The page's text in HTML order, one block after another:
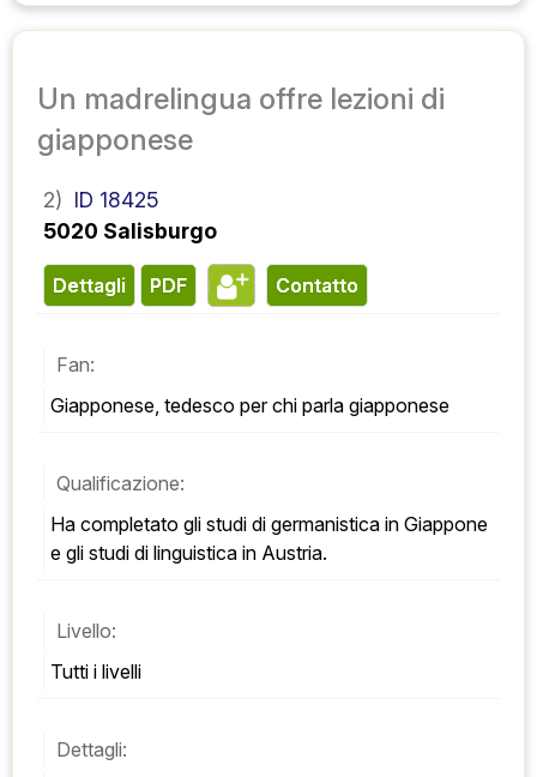
Un madrelingua offre lezioni di
giapponese
2) ID 18425
5020 Salisburgo
Dettagli PDF contatto
Fan:
Giapponese, tedesco per chi parla giapponese
Qualificazione:
Ha completato gli studi di germanistica in Giappone
e gli studi di linguistica in Austria.
Livello:
Tutti i livelli
Dettagli: